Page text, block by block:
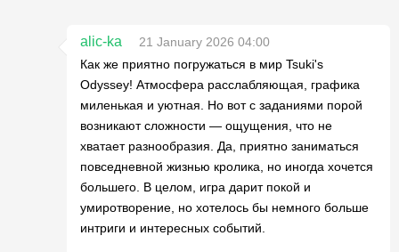
alic-ka
21 January 2026 04:00
Как же приятно погружаться в мир Tsuki's
Odyssey! Атмосфера расслабляющая, графика
миленькая и уютная. Но вот с заданиями порой
возникают сложности — ощущения, что не
хватает разнообразия. Да, приятно заниматься
повседневной жизнью кролика, но иногда хочется
большего. В целом, игра дарит покой и
умиротворение, но хотелось бы немного больше
интриги и интересных событий.